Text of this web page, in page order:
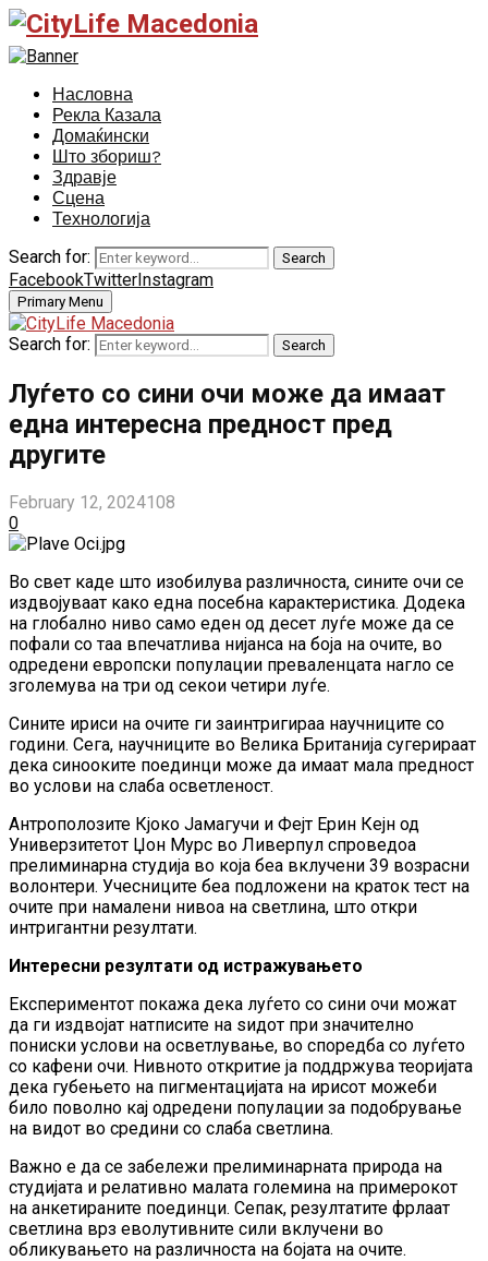
Насловна
Рекла Казала
Домаќински
Што збориш?
Здравје
Сцена
Технологија
Search for:
Search
FacebookTwitterInstagram
Primary Menu
Search for: Search
Луѓето со сини очи може да имаат
една интересна предност пред
другите
February 12, 2024108
0
Во свет каде што изобилува различноста, сините очи се
издвојуваат како една посебна карактеристика. Додека
на глобално ниво само еден од десет луѓе може да се
пофали со таа впечатлива нијанса на боја на очите, во
одредени европски популации преваленцата нагло се
зголемува на три од секои четири луѓе.
Сините ириси на очите ги заинтригираа научниците со
години. Сега, научниците во Велика Британија сугерираат
дека синооките поединци може да имаат мала предност
во услови на слаба осветленост.
Антрополозите Кјоко Јамагучи и Фејт Ерин Кејн од
Универзитетот Џон Мурс во Ливерпул спроведоа
прелиминарна студија во која беа вклучени 39 возрасни
волонтери. Учесниците беа подложени на краток тест на
очите при намалени нивоа на светлина, што откри
интригантни резултати.
Интересни резултати од истражувањето
Експериментот покажа дека луѓето со сини очи можат
да ги издвојат натписите на ѕидот при значително
пониски услови на осветлување, во споредба со луѓето
со кафени очи. Нивното откритие ја поддржува теоријата
дека губењето на пигментацијата на ирисот можеби
било поволно кај одредени популации за подобрување
на видот во средини со слаба светлина.
Важно е да се забележи прелиминарната природа на
студијата и релативно малата големина на примерокот
на анкетираните поединци. Сепак, резултатите фрлаат
светлина врз еволутивните сили вклучени во
обликувањето на различноста на бојата на очите.